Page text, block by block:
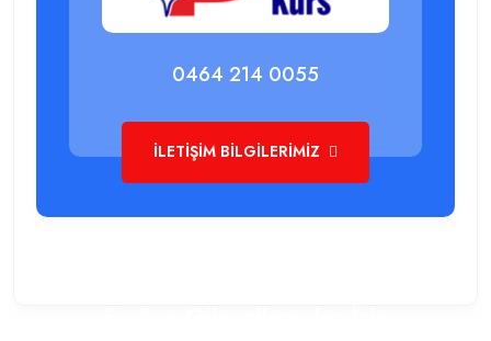
0464 214 0055
İLETIŞIM BILGILERIMIZ